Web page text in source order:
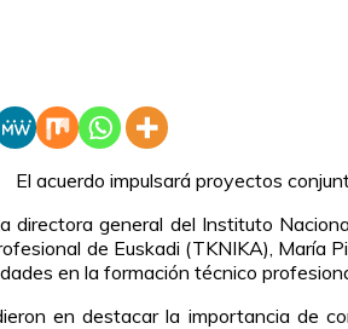
El acuerdo impulsará proyectos
directora general del Instituto
de Euskadi (TKNIKA), María
en la formación técnico
en destacar la importancia de